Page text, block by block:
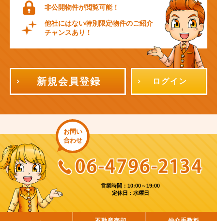
非公開物件が閲覧可能！
他社にはない特別限定物件のご紹介
チャンスあり！
新規会員登録 ログイン
お問い
合わせ
営業時間：10:00～19:00
定休日：水曜日